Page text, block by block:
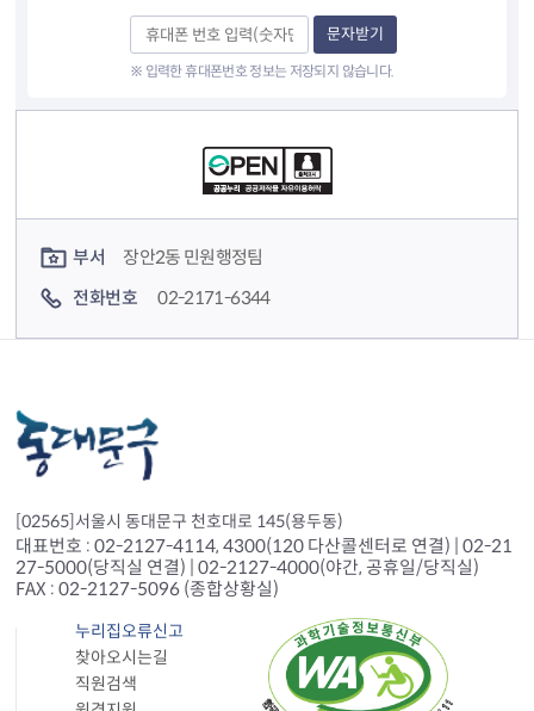
문자받기
※ 입력한 휴대폰번호 정보는 저장되지 않습니다.
부서
장안2동 민원행정팀
전화번호
02-2171-6344
[02565]서울시 동대문구 천호대로 145(용두동)
대표번호 : 02-2127-4114, 4300(120 다산콜센터로 연결) | 02-21
27-5000(당직실 연결) | 02-2127-4000(야간, 공휴일/당직실)
FAX : 02-2127-5096 (종합상황실)
누리집오류신고
찾아오시는길
직원검색